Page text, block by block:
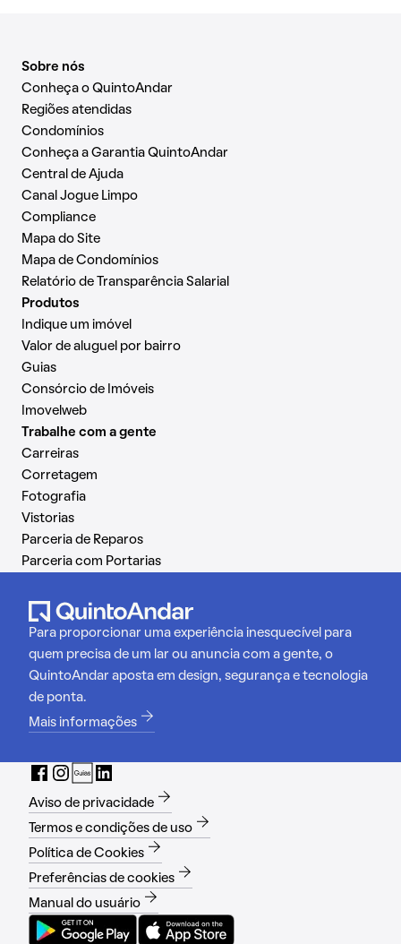
Sobre nós
Conheça o QuintoAndar
Regiões atendidas
Condomínios
Conheça a Garantia QuintoAndar
Central de Ajuda
Canal Jogue Limpo
Compliance
Mapa do Site
Mapa de Condomínios
Relatório de Transparência Salarial
Produtos
Indique um imóvel
Valor de aluguel por bairro
Guias
Consórcio de Imóveis
Imovelweb
Trabalhe com a gente
Carreiras
Corretagem
Fotografia
Vistorias
Parceria de Reparos
Parceria com Portarias
Para proporcionar uma experiência inesquecível para
quem precisa de um lar ou anuncia com a gente, o
QuintoAndar aposta em design, segurança e tecnologia
de ponta.
Mais informações
Aviso de privacidade
Termos e condições de uso
Política de Cookies
Preferências de cookies
Manual do usuário